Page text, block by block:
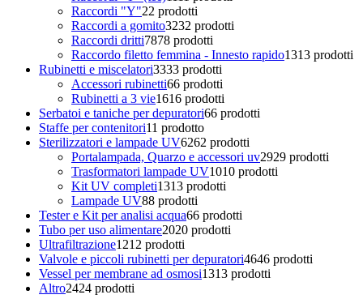
Raccordi "Y"22 prodotti
Raccordi a gomito3232 prodotti
Raccordi dritti7878 prodotti
Raccordo filetto femmina - Innesto rapido1313 prodotti
Rubinetti e miscelatori3333 prodotti
Accessori rubinetti66 prodotti
Rubinetti a 3 vie1616 prodotti
Serbatoi e taniche per depuratori66 prodotti
Staffe per contenitori11 prodotto
Sterilizzatori e lampade UV6262 prodotti
Portalampada, Quarzo e accessori uv2929 prodotti
Trasformatori lampade UV1010 prodotti
Kit UV completi1313 prodotti
Lampade UV88 prodotti
Tester e Kit per analisi acqua66 prodotti
Tubo per uso alimentare2020 prodotti
Ultrafiltrazione1212 prodotti
Valvole e piccoli rubinetti per depuratori4646 prodotti
Vessel per membrane ad osmosi1313 prodotti
Altro2424 prodotti